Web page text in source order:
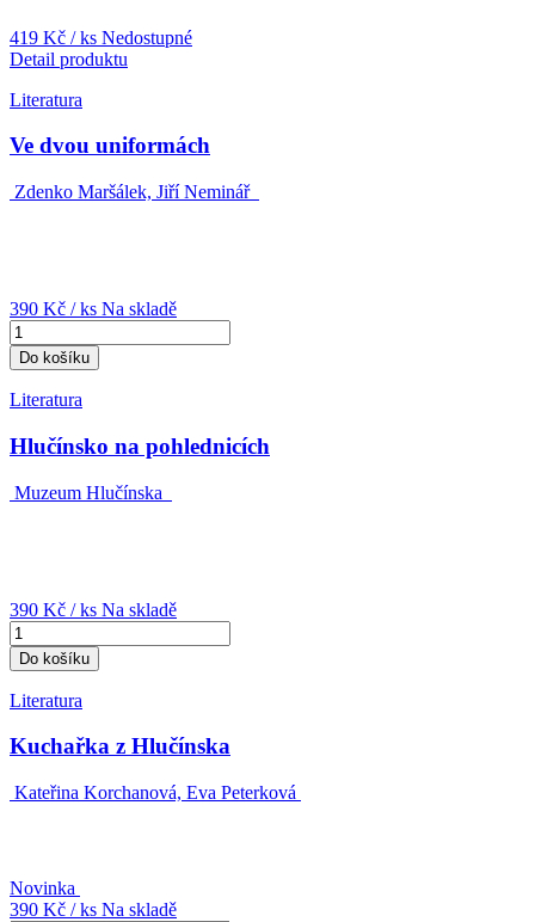
419 Kč / ks Nedostupné
Detail produktu
Literatura
Ve dvou uniformách
Zdenko Maršálek, Jiří Neminář
390 Kč / ks Na skladě
Do košíku
Literatura
Hlučínsko na pohlednicích
Muzeum Hlučínska
390 Kč / ks Na skladě
Do košíku
Literatura
Kuchařka z Hlučínska
Kateřina Korchanová, Eva Peterková
Novinka
390 Kč / ks Na skladě